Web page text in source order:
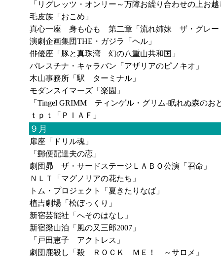
「リグレッツ・オンリー～万障お繰り合わせの上お
毛皮族「おこめ」
真心一座 身も心も 第二章「流れ姉妹 ザ・グレー
演劇企画集団THE・ガジラ「ヘル」
俳優座「豚と真珠湾 幻の八重山共和国」
パレスチナ・キャラバン「アザリアのピノキオ」
木山事務所「駅 ターミナル」
モダンスイマーズ「楽園」
「Tingel GRIMM ティンゲル・グリム-眠れぬ森のお
ｔｐｔ「ＰＩＡＦ」
９月
扉座「ドリル魂」
「郵便配達夫の恋」
劇団昴 ザ・サードステージＬＡＢＯ公演「召命」
ＮＬＴ「マグノリアの花たち」
トム・プロジェクト「夏きたりなば」
植吉劇場「松ぼっくり」
新宿芸能社「へそのはなし」
新宿梁山泊「風の又三郎2007」
「戸田恵子 アクトレス」
劇団鹿殺し「殺 ＲＯＣＫ ＭＥ！ ～サロメ」